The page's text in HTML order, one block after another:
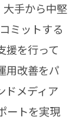
手から中堅
ミットする
援を行って
用改善をパ
ドメディア
ートを実現